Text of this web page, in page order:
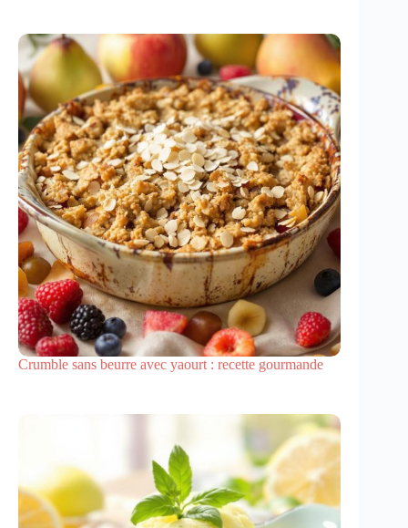
Crumble sans beurre avec yaourt : recette gourmande